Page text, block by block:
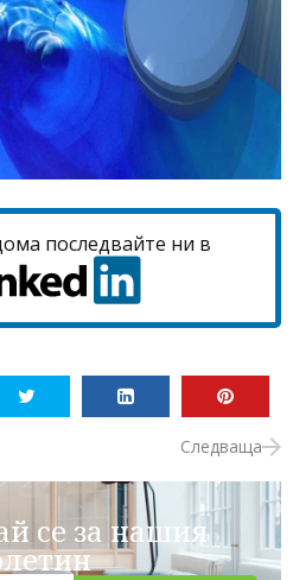
последвайте ни в
Следваща
се за нашия